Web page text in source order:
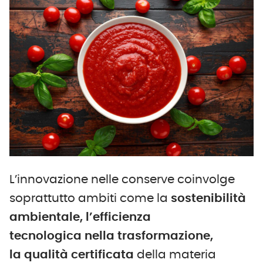
L’innovazione nelle conserve coinvolge
soprattutto ambiti come la sostenibilità
ambientale, l’efficienza
tecnologica nella trasformazione,
la qualità certificata della materia